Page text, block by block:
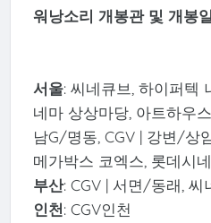
워낭소리 개봉관 및 개봉
서울: 씨네큐브, 하이퍼텍
네마 상상마당, 아트하우
남G/명동, CGV | 강변/상
메가박스 코엑스, 롯데시
부산: CGV | 서면/동래, 씨
인천: CGV인천